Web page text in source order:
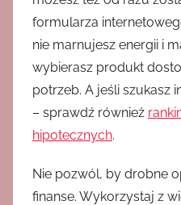
formularza
nie marnujesz energii i
wybierasz produkt
potrzeb. A jeśli szukasz
– sprawdź również
hipotecznych.
Nie pozwól, by drobne
finanse. Wykorzystaj z